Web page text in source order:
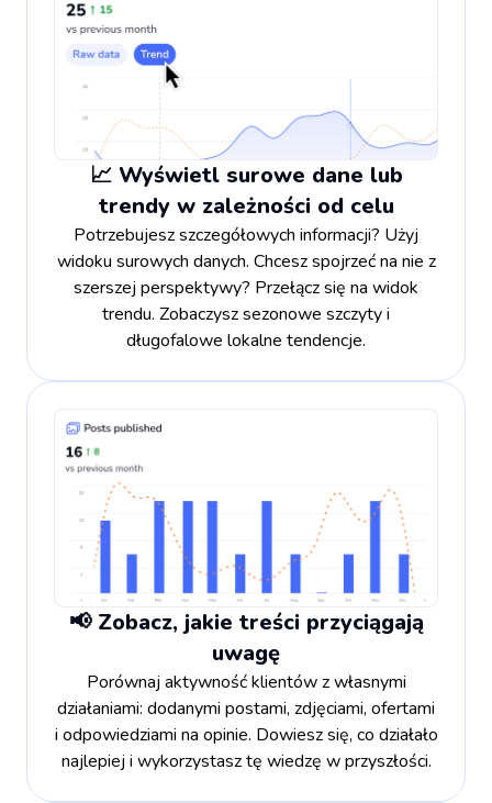
📈 Wyświetl surowe dane lub
trendy w zależności od celu
Potrzebujesz szczegółowych informacji? Użyj
widoku surowych danych. Chcesz spojrzeć na nie z
szerszej perspektywy? Przełącz się na widok
trendu. Zobaczysz sezonowe szczyty i
długofalowe lokalne tendencje.
📢 Zobacz, jakie treści przyciągają
uwagę
Porównaj aktywność klientów z własnymi
działaniami: dodanymi postami, zdjęciami, ofertami
i odpowiedziami na opinie. Dowiesz się, co działało
najlepiej i wykorzystasz tę wiedzę w przyszłości.